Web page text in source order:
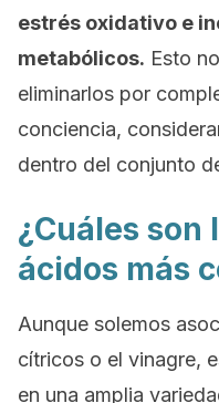
estrés oxidativo e
metabólicos. Esto
eliminarlos por
conciencia,
dentro del conjunto
¿Cuáles son
ácidos más
Aunque solemos
cítricos o el vinagre,
en una amplia